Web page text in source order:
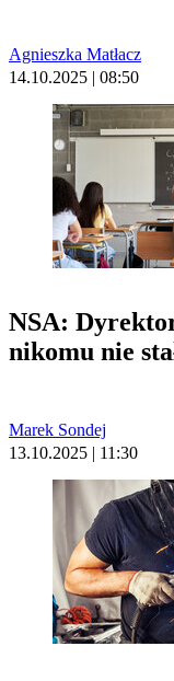
Agnieszka Matłacz
14.10.2025 | 08:50
NSA:
nikomu nie
Marek Sondej
13.10.2025 | 11:30